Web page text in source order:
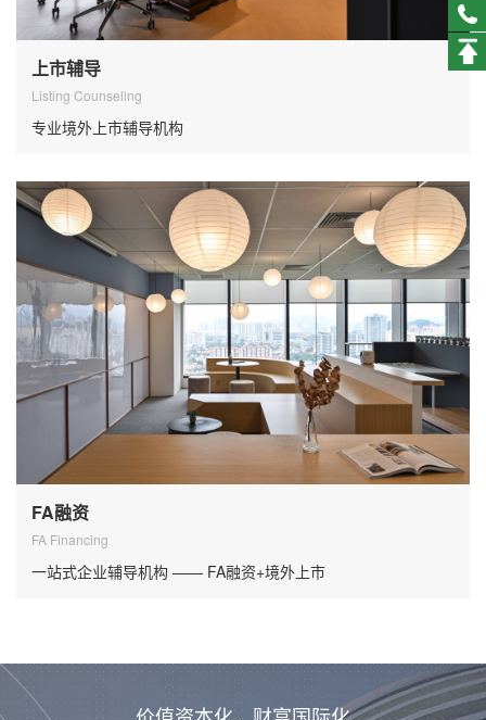
上市辅导
Listing Counseling
专业境外上市辅导机构
FA融资
FA Financing
一站式企业辅导机构 —— FA融资+境外上市